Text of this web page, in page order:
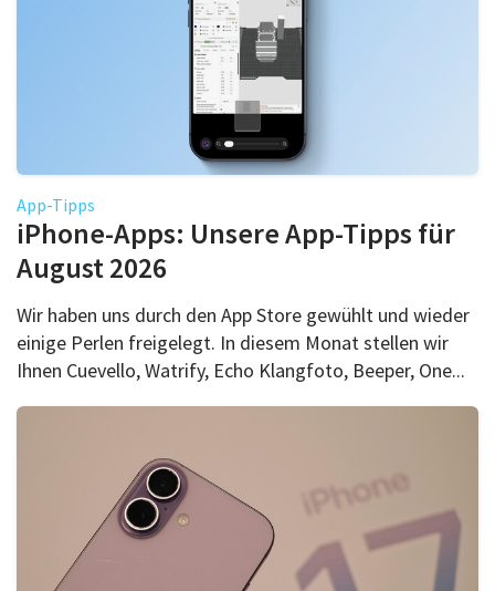
App-Tipps
iPhone-Apps: Unsere App-Tipps für
August 2026
Wir haben uns durch den App Store gewühlt und wieder
einige Perlen freigelegt. In diesem Monat stellen wir
Ihnen Cuevello, Watrify, Echo Klangfoto, Beeper, One...